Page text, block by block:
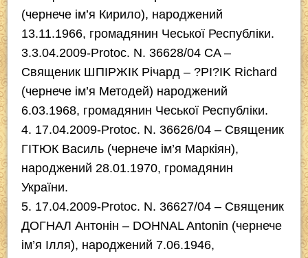
(чернече ім’я Кирило), народжений
13.11.1966, громадянин Чеської Республіки.
3.3.04.2009-Protoc. N. 36628/04 CA –
Священик ШПІРЖІК Річард – ?PI?IK Richard
(чернече ім’я Методей) народжений
6.03.1968, громадянин Чеської Республіки.
4. 17.04.2009-Protoc. N. 36626/04 – Священик
ГІТЮК Василь (чернече ім’я Маркіян),
народжений 28.01.1970, громадянин
України.
5. 17.04.2009-Protoc. N. 36627/04 – Священик
ДОГНАЛ Антонін – DOHNAL Antonin (чернече
ім’я Ілля), народжений 7.06.1946,